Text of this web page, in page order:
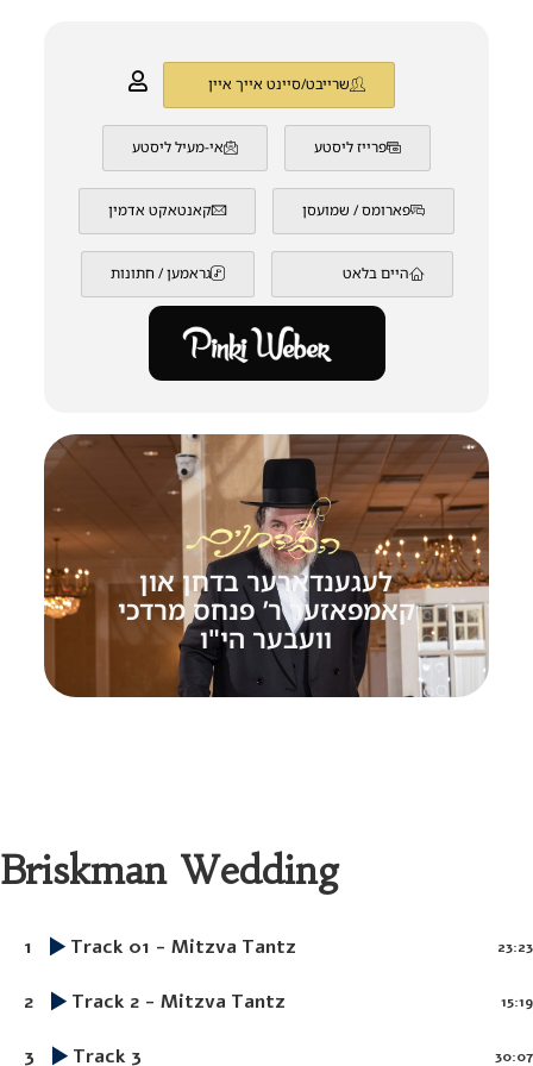
שרייבט/סיינט אייך איין
אי-מעיל ליסטע פרייז ליסטע
קאנטאקט אדמין פארומס / שמועסן
גראמען / חתונות היים בלאט
לעגענדארער בדחן און
קאמפאזער ר’ פנחס מרדכי
וועבער הי"ו
Briskman Wedding
1 Track 01 - Mitzva Tantz 23:23
2 Track 2 - Mitzva Tantz 15:19
3 Track 3 30:07